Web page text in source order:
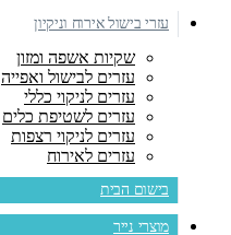
עזרי בישול אירוח וניקיון
שקיות אשפה ומזון
עזרים לבישול ואפייה
עזרים לניקוי כללי
עזרים לשטיפת כלים
עזרים לניקוי רצפות
עזרים לאירוח
בישום הבית
מוצרי נייר